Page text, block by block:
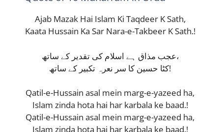
Ajab Mazak Hai Islam Ki Taqdeer K Sath,
Kaata Hussain Ka Sar Nara-e-Takbeer K Sath.!
عجب مذاق ہے اسلام کی تقدیر کے ساتھ،
کٹا حسین کا سر نعرہ تکبیر کے ساتھ!
Qatil-e-Hussain asal mein marg-e-yazeed ha,
Islam zinda hota hai har karbala ke baad.!
Qatil-e-Hussain asal mein marg-e-yazeed ha,
Islam zinda hota hai har karbala ke baad.!